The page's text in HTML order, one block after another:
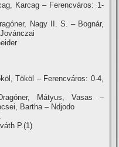
Karcag – Ferencváros: 1-
Nagy II. S. – Bognár,
Tököl – Ferencváros: 0-4,
Mátyus, Vasas –
Bartha – Ndjodo
P.(1)